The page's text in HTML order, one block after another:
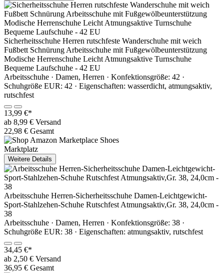
Sicherheitsschuhe Herren rutschfeste Wanderschuhe mit weich
Fußbett Schnürung Arbeitsschuhe mit Fußgewölbeunterstützung
Modische Herrenschuhe Leicht Atmungsaktive Turnschuhe
Bequeme Laufschuhe - 42 EU
Arbeitsschuhe · Damen, Herren · Konfektionsgröße: 42 ·
Schuhgröße EUR: 42 · Eigenschaften: wasserdicht, atmungsaktiv,
rutschfest
13,99 €*
ab 8,99 € Versand
22,98 € Gesamt
Marktplatz
Weitere Details
Arbeitsschuhe Herren-Sicherheitsschuhe Damen-Leichtgewicht-
Sport-Stahlzehen-Schuhe Rutschfest Atmungsaktiv,Gr. 38, 24,0cm -
38
Arbeitsschuhe · Damen, Herren · Konfektionsgröße: 38 ·
Schuhgröße EUR: 38 · Eigenschaften: atmungsaktiv, rutschfest
34,45 €*
ab 2,50 € Versand
36,95 € Gesamt